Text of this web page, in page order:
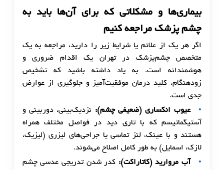
بیماری‌ها و مشکلاتی که برای آن‌ها باید به
چشم پزشک مراجعه کنیم
اگر هر یک از علائم یا شرایط زیر را دارید، مراجعه به یک
متخصص چشم‌پزشک در تهران یک اقدام ضروری و
هوشمندانه است. به یاد داشته باشید که تشخیص
زودهنگام، کلید درمان موفقیت‌آمیز و جلوگیری از عوارض
جدی است.
عیوب انکساری (ضعیفی چشم): نزدیک‌بینی، دوربینی و
آستیگماتیسم که با تاری دید در فواصل مختلف همراه
هستند و با عینک، لنز تماسی یا جراحی‌های لیزری (لیزیک،
لازک، اسمایل) به طور کامل اصلاح می‌شوند.
آب مروارید (کاتاراکت): کدر شدن تدریجی عدسی چشم